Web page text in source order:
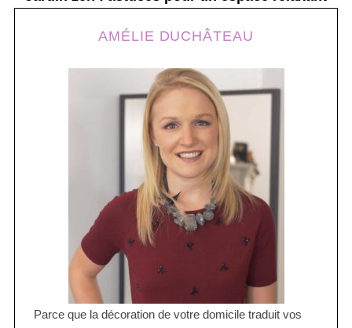
AMÉLIE DUCHÂTEAU
Parce que la décoration de votre domicile traduit vos